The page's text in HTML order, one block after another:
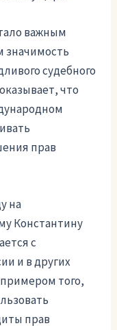
важным
судебного
что
прав
на
Константину
с
и в других
того,
прав